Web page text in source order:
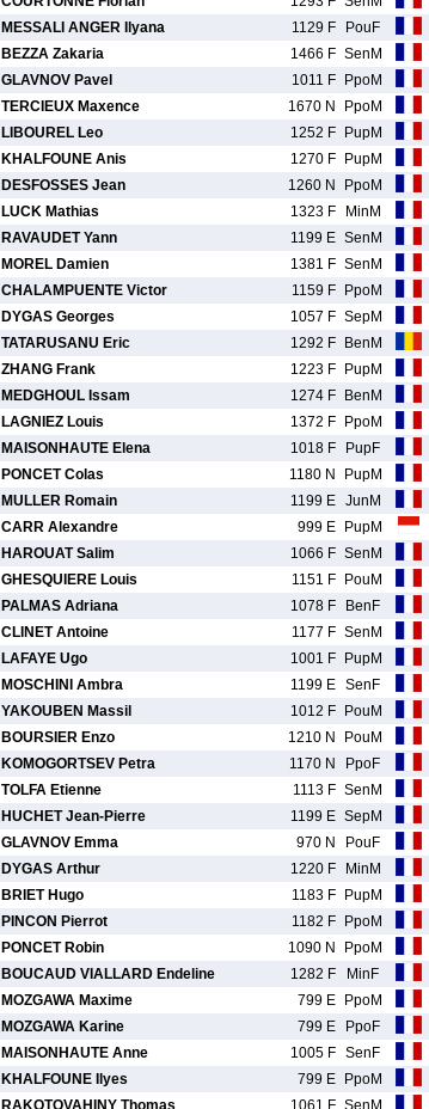
MESSALI ANGER Ilyana 1129 F PouF
BEZZA Zakaria 1466 F SenM
GLAVNOV Pavel 1011 F PpoM
TERCIEUX Maxence 1670 N PpoM
LIBOUREL Leo 1252 F PupM
KHALFOUNE Anis 1270 F PupM
DESFOSSES Jean 1260 N PpoM
LUCK Mathias 1323 F MinM
RAVAUDET Yann 1199 E SenM
MOREL Damien 1381 F SenM
CHALAMPUENTE Victor 1159 F PpoM
DYGAS Georges 1057 F SepM
TATARUSANU Eric 1292 F BenM
ZHANG Frank 1223 F PupM
MEDGHOUL Issam 1274 F BenM
LAGNIEZ Louis 1372 F PpoM
MAISONHAUTE Elena 1018 F PupF
PONCET Colas 1180 N PupM
MULLER Romain 1199 E JunM
CARR Alexandre 999 E PupM
HAROUAT Salim 1066 F SenM
GHESQUIERE Louis 1151 F PouM
PALMAS Adriana 1078 F BenF
CLINET Antoine 1177 F SenM
LAFAYE Ugo 1001 F PupM
MOSCHINI Ambra 1199 E SenF
YAKOUBEN Massil 1012 F PouM
BOURSIER Enzo 1210 N PouM
KOMOGORTSEV Petra 1170 N PpoF
TOLFA Etienne 1113 F SenM
HUCHET Jean-Pierre 1199 E SepM
GLAVNOV Emma 970 N PouF
DYGAS Arthur 1220 F MinM
BRIET Hugo 1183 F PupM
PINCON Pierrot 1182 F PpoM
PONCET Robin 1090 N PpoM
BOUCAUD VIALLARD Endeline 1282 F MinF
MOZGAWA Maxime 799 E PpoM
MOZGAWA Karine 799 E PpoF
MAISONHAUTE Anne 1005 F SenF
KHALFOUNE Ilyes 799 E PpoM
RAKOTOVAHINY Thomas 1061 F SenM